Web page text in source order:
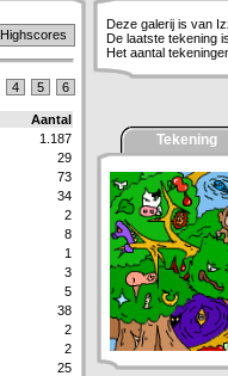
Highscores
4 5 6
Aantal
1.187
29
73
34
2
8
1
3
5
38
2
2
25
Deze galerij is van
De laatste tekening
Het aantal
Tekening